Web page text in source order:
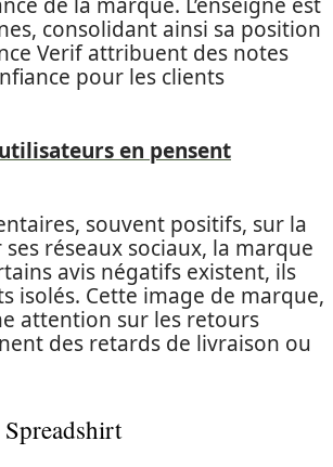
consolidant ainsi sa position
Verif attribuent des notes
pour les clients
en pensent
souvent positifs, sur la
ses réseaux sociaux, la marque
avis négatifs existent, ils
isolés. Cette image de marque,
attention sur les retours
des retards de livraison ou